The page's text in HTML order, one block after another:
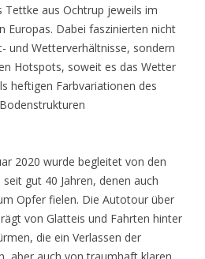
Tettke aus Ochtrup jeweils im
Europas. Dabei faszinierten nicht
und Wetterverhältnisse, sondern
Hotspots, soweit es das Wetter
heftigen Farbvariationen des
2020 wurde begleitet von den
gut 40 Jahren, denen auch
Opfer fielen. Die Autotour über
von Glatteis und Fahrten hinter
die ein Verlassen der